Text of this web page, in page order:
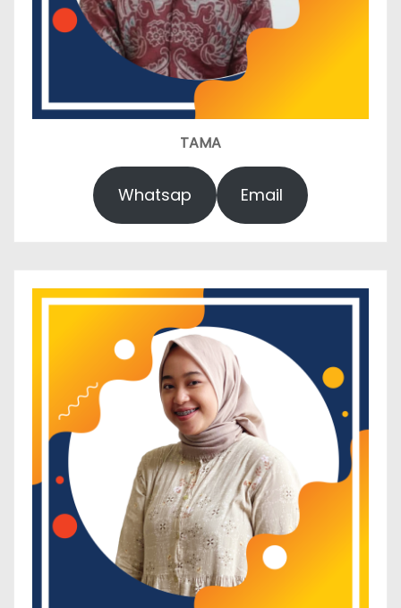
TAMA
Whatsap Email